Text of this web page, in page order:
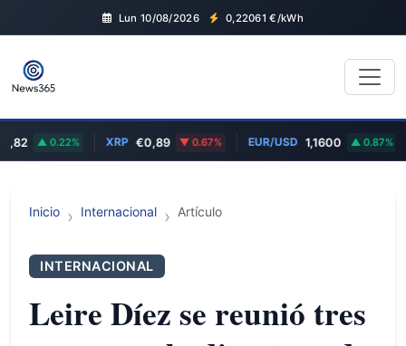
Lun 10/08/2026 0,22061 €/kWh
0.22% €0,89 0.67% EUR/USD 1,1600 0.87%
Inicio Internacional Artículo
INTERNACIONAL
Leire Díez se reunió tres